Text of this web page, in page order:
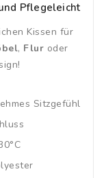
Pflegeleicht
Kissen für
, Flur oder
Sitzgefühl